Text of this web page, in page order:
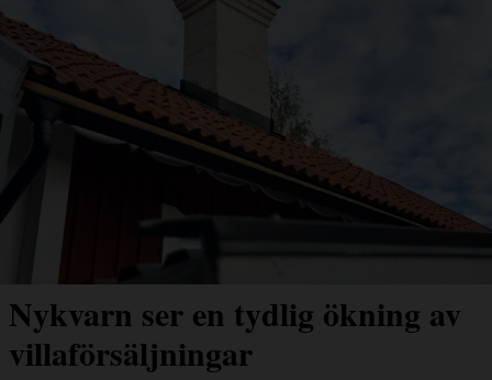
Nykvarn ser en tydlig ökning av
villaförsäljningar